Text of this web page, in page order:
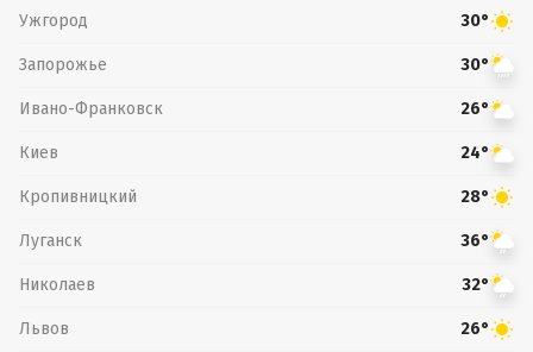
Ужгород 30°
Запорожье 30°
Ивано-Франковск 26°
Киев 24°
Кропивницкий 28°
Луганск 36°
Николаев 32°
Львов 26°